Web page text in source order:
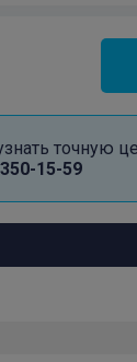
точную
15-59